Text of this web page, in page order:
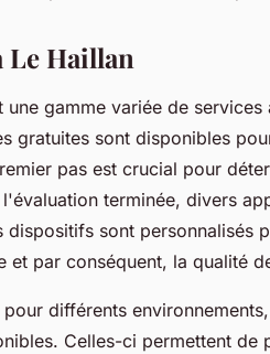
Le Haillan
une gamme variée de services
gratuites sont disponibles
pas est crucial pour
terminée, divers
sont personnalisés
et par conséquent, la qualité
différents
Celles-ci permettent de